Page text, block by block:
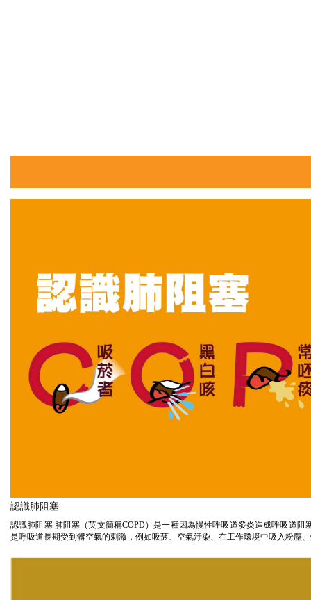
認識肺阻塞
認識肺阻塞 肺阻塞（英文簡稱COPD）是一種因為慢性呼吸道發炎造成呼吸道阻
是呼吸道長期受到髒空氣的刺激，例如吸菸、空氣汙染、在工作環境中吸入粉塵